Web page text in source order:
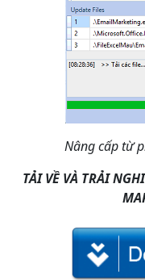
Nâng cấp từ
TẢI VỀ VÀ TRẢI